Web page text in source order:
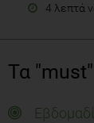
4 λεπτά
Τα